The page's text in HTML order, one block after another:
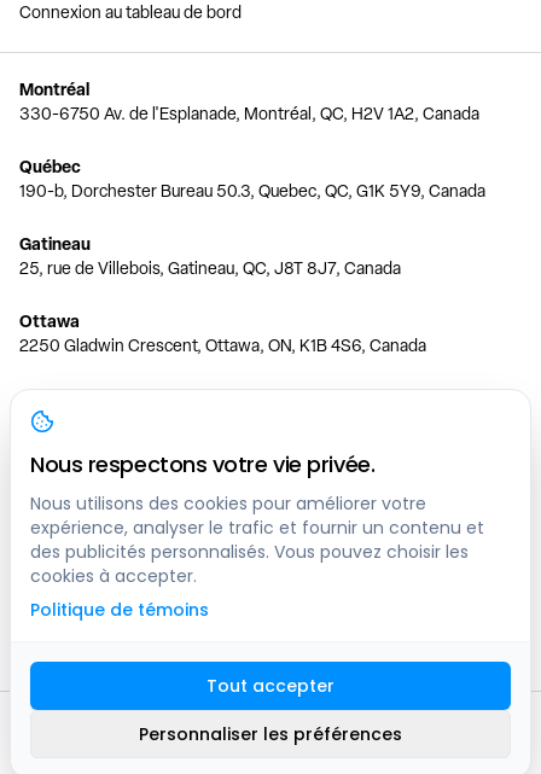
Connexion au tableau de bord
Montréal
330-6750 Av. de l'Esplanade, Montréal, QC, H2V 1A2, Canada
Québec
190-b, Dorchester Bureau 50.3, Quebec, QC, G1K 5Y9, Canada
Gatineau
25, rue de Villebois, Gatineau, QC, J8T 8J7, Canada
Ottawa
2250 Gladwin Crescent, Ottawa, ON, K1B 4S6, Canada
Toronto
150 Ferrand Dr, 6th Floor, Toronto, ON, M3C 3E5, Canada
Vancouver
1200 W 73rd Ave #1415, Vancouver, BC, V6P 6G5, Canada
Calgary
444 5 Ave SW #400 Calgary, AB, T2P 2T8, Canada
2016 -2026
Plan du site
Nous respectons votre vie privée.
Nous utilisons des cookies pour améliorer votre
expérience, analyser le trafic et fournir un contenu et
des publicités personnalisés. Vous pouvez choisir les
cookies à accepter.
Politique de témoins
Tout accepter
Personnaliser les préférences